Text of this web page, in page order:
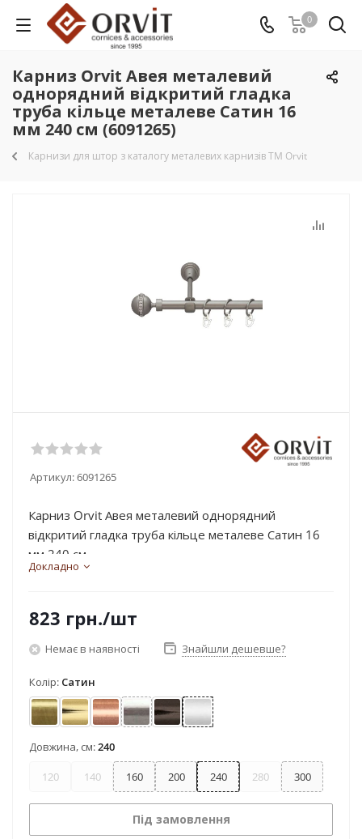
0
Карниз Orvit Авея металевий
однорядний відкритий гладка
труба кільце металеве Сатин 16
мм 240 см (6091265)
Карнизи для штор з каталогу металевих карнизів TM Orvit
Артикул:6091265
Карниз Orvit Авея металевий однорядний
відкритий гладка труба кільце металеве Сатин 16
мм 240 см...
Докладно
823 грн./шт
Немає в наявності Знайшли дешевше?
Колір: Сатин
АнтикЗолотоМідьНержавіюча сталь
ОніксСатин
Довжина, см:240
120 140 160 200 240 280 300
Під замовлення